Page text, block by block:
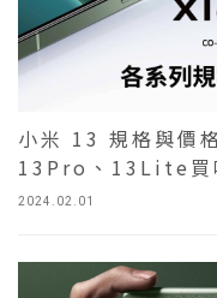
2024.02.01
小米 13 規格與價
13Pro、13Lite買